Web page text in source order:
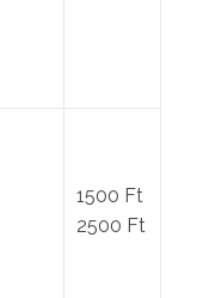
1500 Ft
2500 Ft